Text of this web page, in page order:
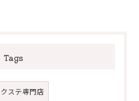
Tags
ステ専門店